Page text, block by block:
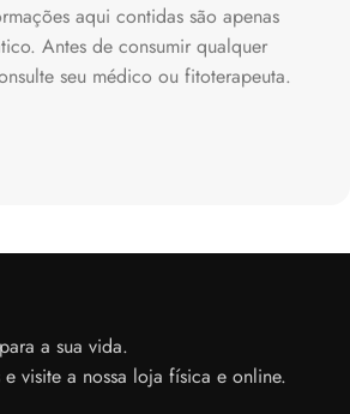
aqui contidas são apenas
Antes de consumir qualquer
seu médico ou fitoterapeuta.
a sua vida.
e visite a nossa loja física e online.